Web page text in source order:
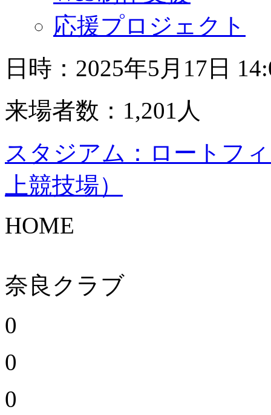
応援プロジェクト
日時：2025年5月17日
来場者数：1,201人
スタジアム：ロートフ
上競技場）
HOME
奈良クラブ
0
0
0